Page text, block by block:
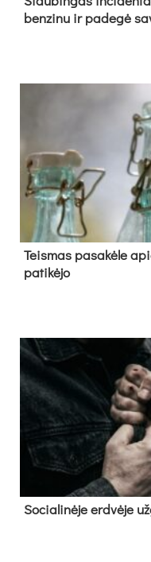
ben­zi­nu ir pa­de­gė
Teis­mas pa­sa­kė­le
pa­ti­kė­jo
So­cia­li­nė­je erd­vė­je